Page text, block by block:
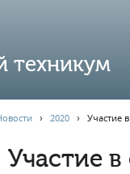
техникум
› 2020› Участие
Участие